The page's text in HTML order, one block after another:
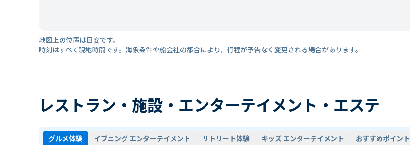
地図上の位置は目安です。
時刻はすべて現地時間です。海象条件や船会社の都合により、行程が予告なく変更される場合があります。
レストラン・施設・エンターテイメント・エステ
グルメ体験 イブニング エンターテイメント リトリート体験 キッズ エンターテイメント おすすめポイント